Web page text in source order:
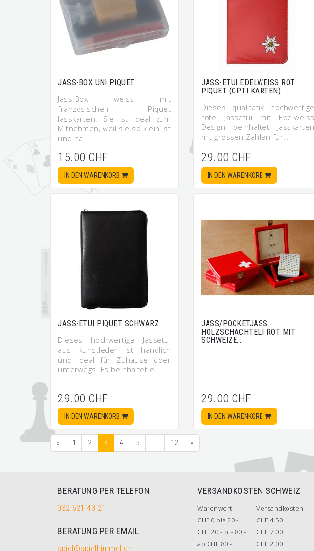
JASS-BOX UNI PIQUET
Jass-Box weiss mit
französischen Piquet
Jasskarten. Sie ist ideal zum
Mitnehmen, weil sie so klein ist
und ha…
15.00 CHF
IN DEN WARENKORB
JASS-ETUI EDELWEISS ROT
PIQUET (OPTI KARTEN)
Dieses qualitativ hochwertige
rote Jassetui mit Edelweiss
Design beinhaltet Jasskarten
mit grossen Zahlen für…
29.00 CHF
IN DEN WARENKORB
JASS-ETUI PIQUET SCHWARZ
Dieses hochwertige Jassetui
aus Kunstleder ist handlich
und ideal für Zuhause oder
unterwegs. Es beinhaltet e…
29.00 CHF
IN DEN WARENKORB
JASS/POCKETJASS
HOLZSCHACHTELI ROT MIT
SCHWEIZE…
29.00 CHF
IN DEN WARENKORB
« 1 2 3 4 5 ... 12 »
BERATUNG PER TELEFON
032 621 43 21
BERATUNG PER EMAIL
spiel@spielhimmel.ch
VERSANDKOSTEN SCHWEIZ
Warenwert
Versandkosten
CHF 0 bis 20.-
CHF 4.50
CHF 20.- bis 80.-
CHF 7.00
ab CHF 80.-
CHF 2.00